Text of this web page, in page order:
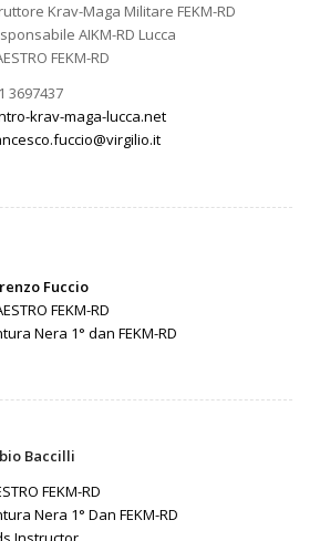
Krav-Maga Militare FEKM-RD
AIKM-RD Lucca
FEKM-RD
3697437
krav-maga-lucca.net
Fuccio
FEKM-RD
Nera 1° dan FEKM-RD
Baccilli
FEKM-RD
Nera 1° Dan FEKM-RD